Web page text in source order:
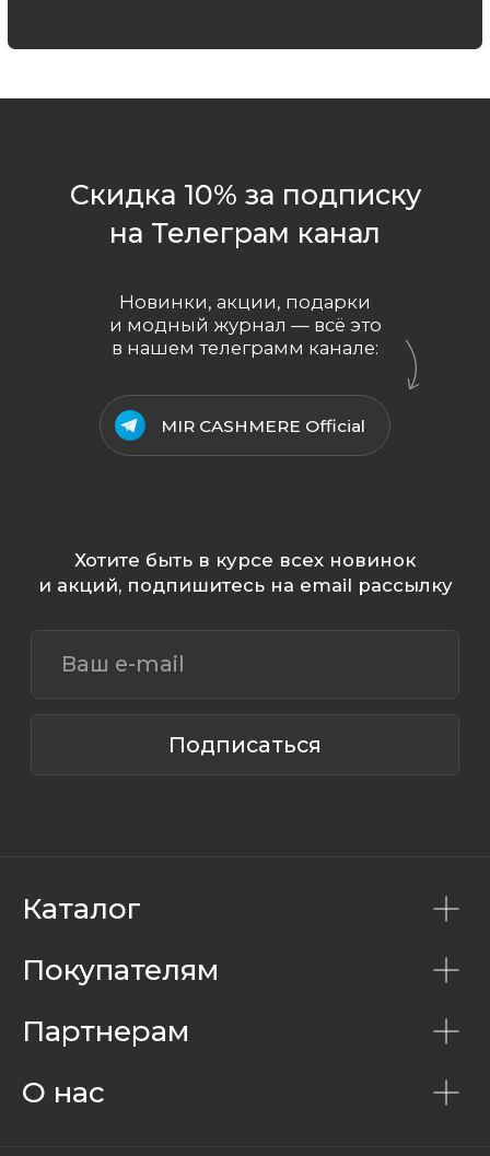
Каталог
Покупателям
Партнерам
О нас